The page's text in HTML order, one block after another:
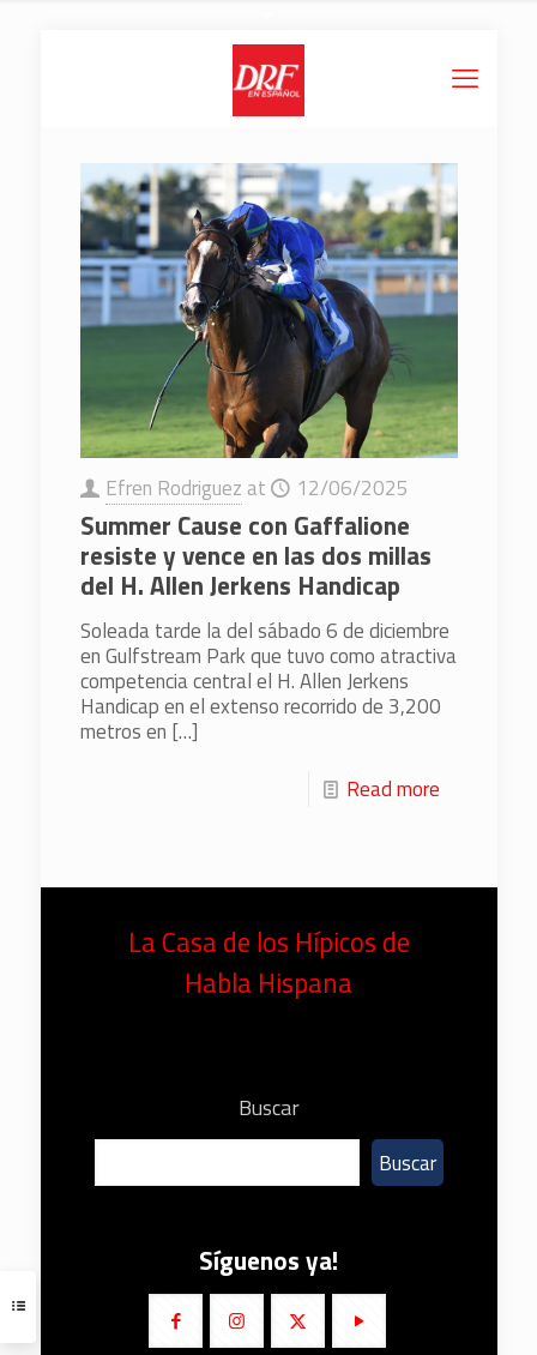
Efren Rodriguez at 12/06/2025
Summer Cause con Gaffalione
resiste y vence en las dos millas
del H. Allen Jerkens Handicap
Soleada tarde la del sábado 6 de diciembre
en Gulfstream Park que tuvo como atractiva
competencia central el H. Allen Jerkens
Handicap en el extenso recorrido de 3,200
metros en […]
Read more
La Casa de los Hípicos de
Habla Hispana
Buscar
Buscar
Síguenos ya!